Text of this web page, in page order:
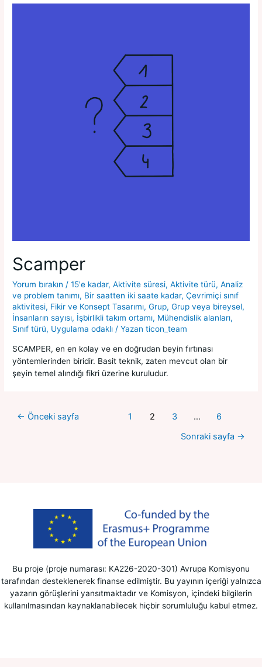
Scamper
Yorum bırakın /15'e kadar,Aktivite süresi,Aktivite türü,Analiz
ve problem tanımı, Bir saatten iki saate kadar,Çevrimiçi sınıf
aktivitesi, Fikir ve Konsept Tasarımı,Grup,Grup veya bireysel,
İnsanların sayısı, İşbirlikli takım ortamı, Mühendislik alanları,
Sınıf türü, Uygulama odaklı / Yazan ticon_team
SCAMPER, en en kolay ve en doğrudan beyin fırtınası
yöntemlerinden biridir. Basit teknik, zaten mevcut olan bir
şeyin temel alındığı fikri üzerine kuruludur.
← Önceki sayfa 1 2 3 …
6
Sonraki sayfa →
Bu proje (proje numarası: KA226-2020-301) Avrupa Komisyonu
tarafından desteklenerek finanse edilmiştir. Bu yayının içeriği yalnızca
yazarın görüşlerini yansıtmaktadır ve Komisyon, içindeki bilgilerin
kullanılmasından kaynaklanabilecek hiçbir sorumluluğu kabul etmez.